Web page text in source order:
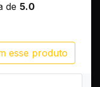
de 5.0
esse produto